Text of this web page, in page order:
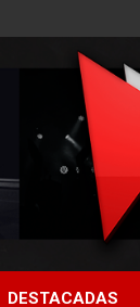
DESTACADAS